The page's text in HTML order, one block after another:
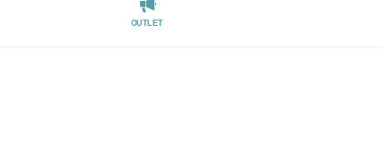
OUTLET